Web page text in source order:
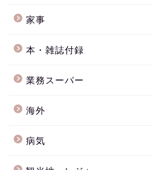
家事
本・雑誌付録
業務スーパー
海外
病気